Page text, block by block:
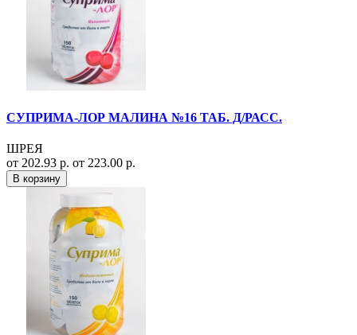
СУПРИМА-ЛОР МАЛИНА №16 ТАБ. Д/РАСС.
ШРЕЯ
от 202.93 р. от 223.00 р.
В корзину